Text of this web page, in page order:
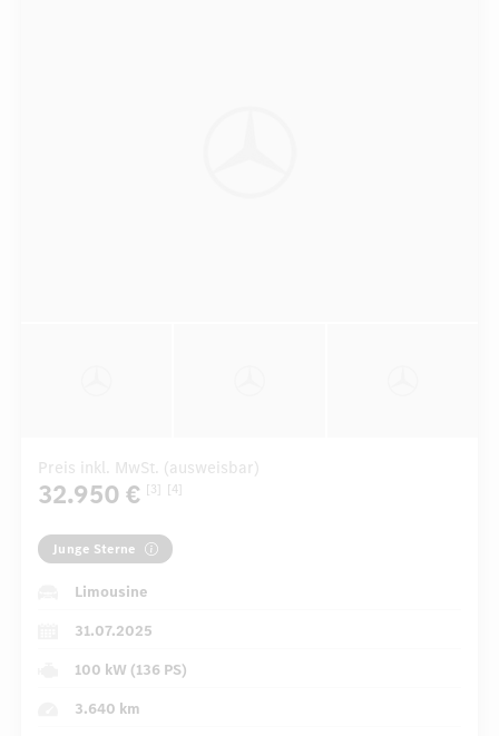
Preis inkl. MwSt. (ausweisbar)
32.950 € [3] [4]
Junge Sterne
Limousine
31.07.2025
100 kW (136 PS)
3.640 km